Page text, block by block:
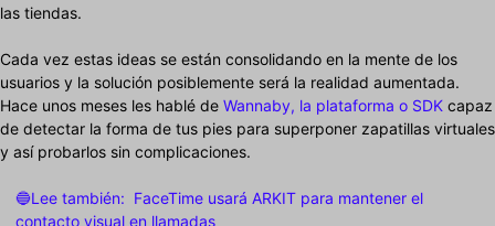
las tiendas.
Cada vez estas ideas se están consolidando en la mente de los
usuarios y la solución posiblemente será la realidad aumentada.
Hace unos meses les hablé de Wannaby, la plataforma o SDK capaz
de detectar la forma de tus pies para superponer zapatillas virtuales
y así probarlos sin complicaciones.
🔵Lee también: FaceTime usará ARKIT para mantener el
contacto visual en llamadas